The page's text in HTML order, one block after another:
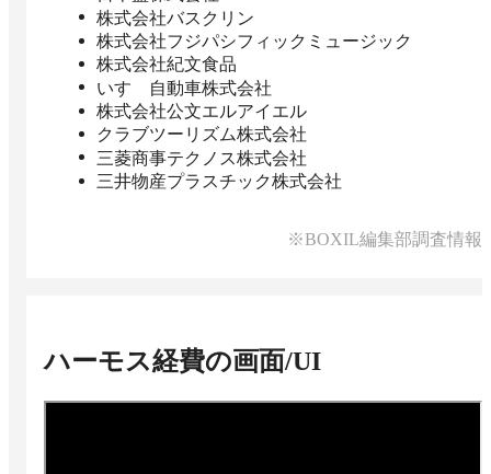
株式会社バスクリン
株式会社フジパシフィックミュージック
株式会社紀文食品
いすゞ自動車株式会社
株式会社公文エルアイエル
クラブツーリズム株式会社
三菱商事テクノス株式会社
三井物産プラスチック株式会社
※BOXIL編集部調査情報
ハーモス経費の画面/UI